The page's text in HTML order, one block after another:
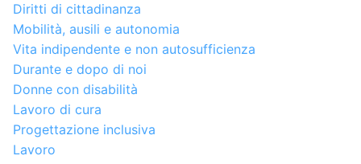
Diritti di cittadinanza
Mobilità, ausili e autonomia
Vita indipendente e non autosufficienza
Durante e dopo di noi
Donne con disabilità
Lavoro di cura
Progettazione inclusiva
Lavoro